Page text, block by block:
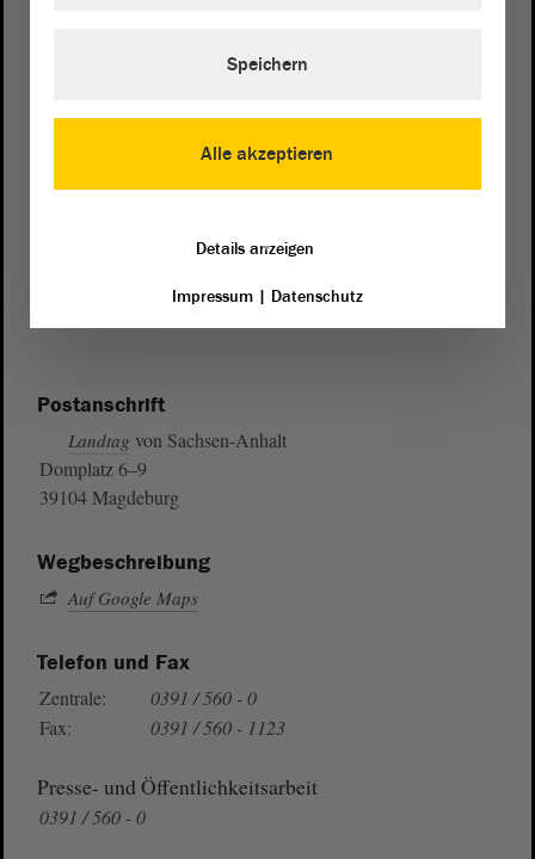
Postanschrift
Landtag von Sachsen-Anhalt
Domplatz 6–9
39104 Magdeburg
Wegbeschreibung
Auf Google Maps
Telefon und Fax
Zentrale:
0391 / 560 - 0
Fax:
0391 / 560 - 1123
Presse- und Öffentlichkeitsarbeit
0391 / 560 - 0
Alle akzeptieren
Speichern
Details anzeigen
Impressum| Datenschutz